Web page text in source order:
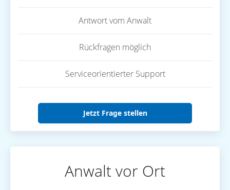
Antwort vom Anwalt
Rückfragen möglich
Serviceorientierter Support
Jetzt Frage stellen
Anwalt vor Ort